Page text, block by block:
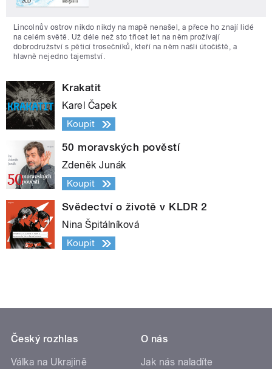
Lincolnův ostrov nikdo nikdy na mapě nenašel, a přece ho znají lidé
na celém světě. Už déle než sto třicet let na něm prožívají
dobrodružství s pěticí trosečníků, kteří na něm našli útočiště, a
hlavně nejedno tajemství.
Krakatit
Karel Čapek
Koupit
50 moravských pověstí
Zdeněk Junák
Koupit
Svědectví o životě v KLDR 2
Nina Špitálníková
Koupit
Český rozhlas
Válka na Ukrajině
O nás
Jak nás naladíte